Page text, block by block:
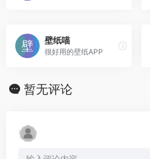
壁纸喵
很好用的壁纸APP
暂无评论